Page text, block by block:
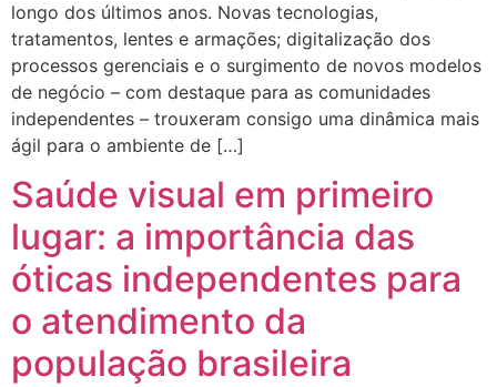
longo dos últimos anos. Novas tecnologias,
tratamentos, lentes e armações; digitalização dos
processos gerenciais e o surgimento de novos modelos
de negócio – com destaque para as comunidades
independentes – trouxeram consigo uma dinâmica mais
ágil para o ambiente de […]
Saúde visual em primeiro
lugar: a importância das
óticas independentes para
o atendimento da
população brasileira